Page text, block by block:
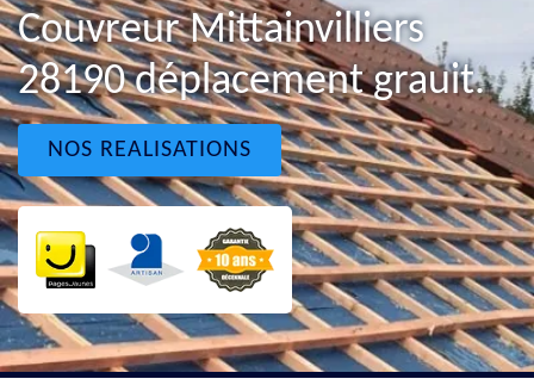
Couvreur Mittainvilliers
28190 déplacement grauit.
NOS REALISATIONS